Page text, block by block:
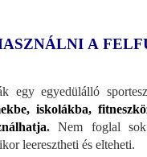
A
egy egyedülálló
iskolákba,
. Nem foglal
leeresztheti és elteheti.